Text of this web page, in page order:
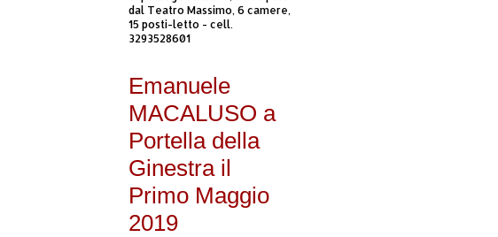
dal Teatro Massimo, 6 camere,
15 posti-letto - cell.
3293528601
Emanuele
MACALUSO a
Portella della
Ginestra il
Primo Maggio
2019